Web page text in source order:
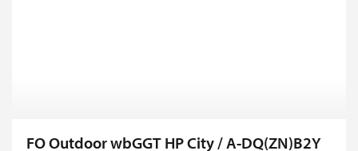
FO Outdoor wbGGT HP City / A-DQ(ZN)B2Y